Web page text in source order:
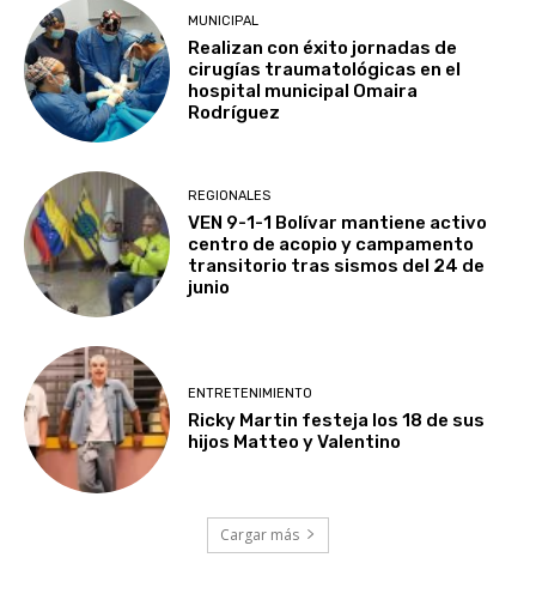
MUNICIPAL
Realizan con éxito jornadas de
cirugías traumatológicas en el
hospital municipal Omaira
Rodríguez
REGIONALES
VEN 9-1-1 Bolívar mantiene activo
centro de acopio y campamento
transitorio tras sismos del 24 de
junio
ENTRETENIMIENTO
Ricky Martin festeja los 18 de sus
hijos Matteo y Valentino
Cargar más